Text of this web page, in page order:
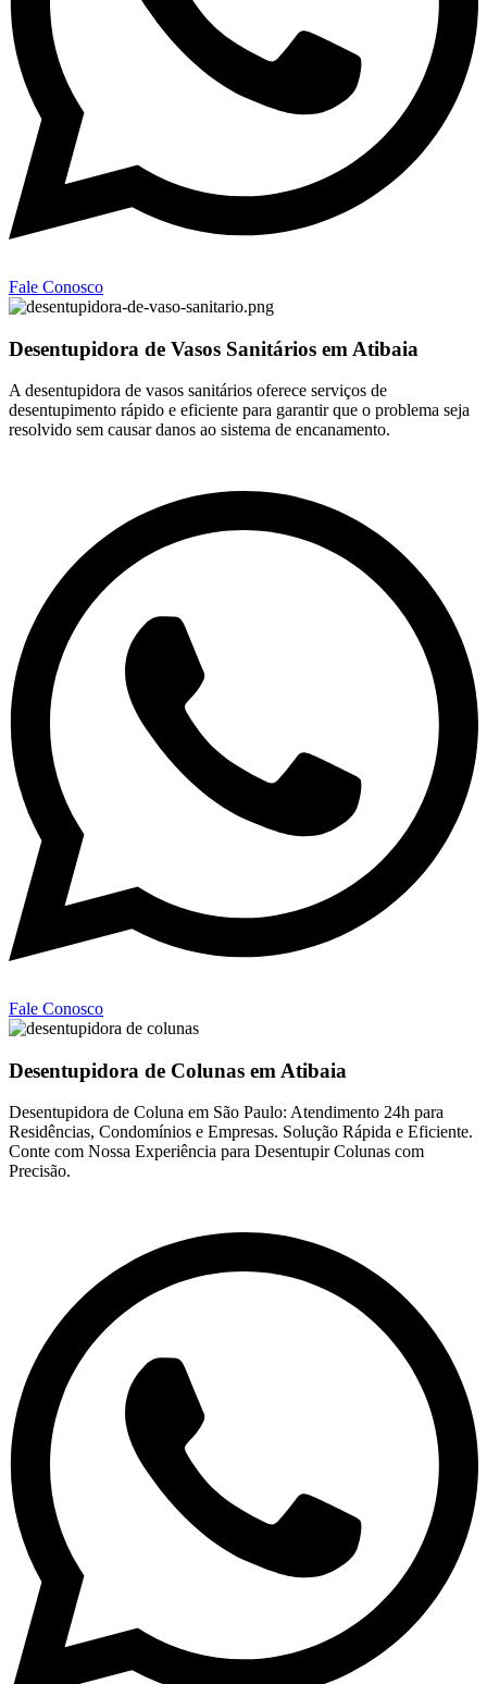
Fale Conosco
Desentupidora de Vasos Sanitários em Atibaia
A desentupidora de vasos sanitários oferece serviços de
desentupimento rápido e eficiente para garantir que o problema seja
resolvido sem causar danos ao sistema de encanamento.
Fale Conosco
Desentupidora de Colunas em Atibaia
Desentupidora de Coluna em São Paulo: Atendimento 24h para
Residências, Condomínios e Empresas. Solução Rápida e Eficiente.
Conte com Nossa Experiência para Desentupir Colunas com
Precisão.